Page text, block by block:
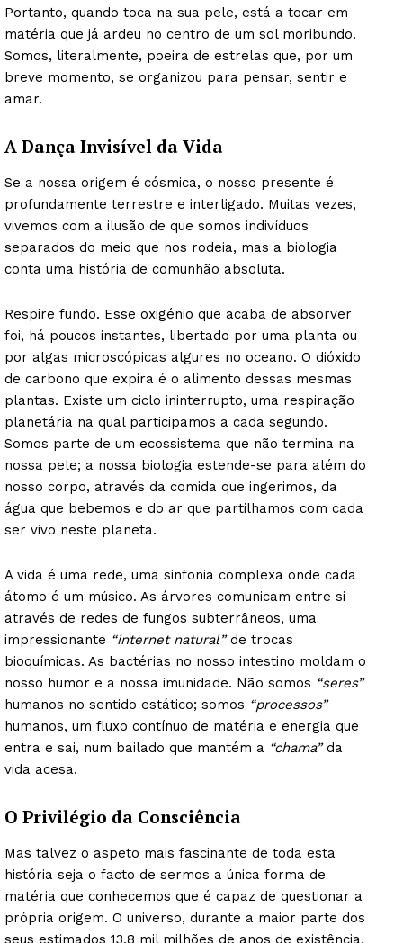
Portanto, quando toca na sua pele, está a tocar em
matéria que já ardeu no centro de um sol moribundo.
Somos, literalmente, poeira de estrelas que, por um
breve momento, se organizou para pensar, sentir e
amar.
A Dança Invisível da Vida
Se a nossa origem é cósmica, o nosso presente é
profundamente terrestre e interligado. Muitas vezes,
vivemos com a ilusão de que somos indivíduos
separados do meio que nos rodeia, mas a biologia
conta uma história de comunhão absoluta.
Respire fundo. Esse oxigénio que acaba de absorver
foi, há poucos instantes, libertado por uma planta ou
por algas microscópicas algures no oceano. O dióxido
de carbono que expira é o alimento dessas mesmas
plantas. Existe um ciclo ininterrupto, uma respiração
planetária na qual participamos a cada segundo.
Somos parte de um ecossistema que não termina na
nossa pele; a nossa biologia estende-se para além do
nosso corpo, através da comida que ingerimos, da
água que bebemos e do ar que partilhamos com cada
ser vivo neste planeta.
A vida é uma rede, uma sinfonia complexa onde cada
átomo é um músico. As árvores comunicam entre si
através de redes de fungos subterrâneos, uma
impressionante “internet natural”de trocas
bioquímicas. As bactérias no nosso intestino moldam o
nosso humor e a nossa imunidade. Não somos “seres”
humanos no sentido estático; somos “processos”
humanos, um fluxo contínuo de matéria e energia que
entra e sai, num bailado que mantém a “chama”da
vida acesa.
O Privilégio da Consciência
Mas talvez o aspeto mais fascinante de toda esta
história seja o facto de sermos a única forma de
matéria que conhecemos que é capaz de questionar a
própria origem. O universo, durante a maior parte dos
seus estimados 13,8 mil milhões de anos de existência,